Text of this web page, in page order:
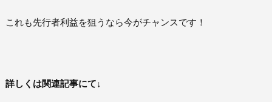
これも先行者利益を狙うなら今がチャンスです！
詳しくは関連記事にて↓